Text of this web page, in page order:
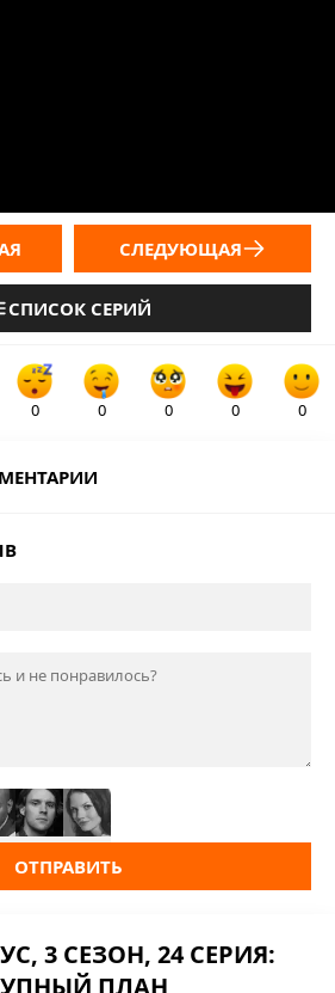
СПИСОК СЕРИЙ
СЛЕДУЮЩАЯ
0 0 0 0 0
ОТПРАВИТЬ
3 СЕЗОН, 24 СЕРИЯ:
ПЛАН